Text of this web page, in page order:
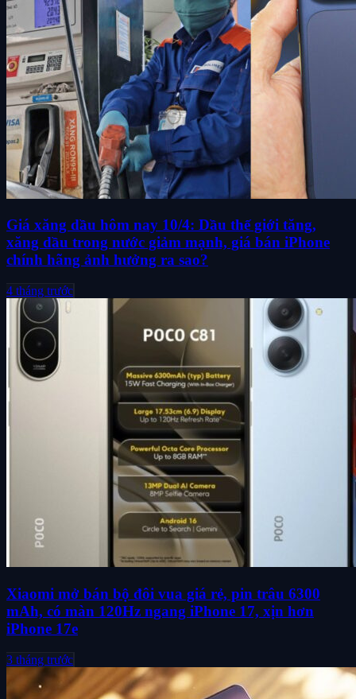
Giá xăng dầu hôm nay 10/4: Dầu thế giới tăng,
xăng dầu trong nước giảm mạnh, giá bán iPhone
chính hãng ảnh hưởng ra sao?
4 tháng trước
Xiaomi mở bán bộ đôi vua giá rẻ, pin trâu 6300
mAh, có màn 120Hz ngang iPhone 17, xịn hơn
iPhone 17e
3 tháng trước